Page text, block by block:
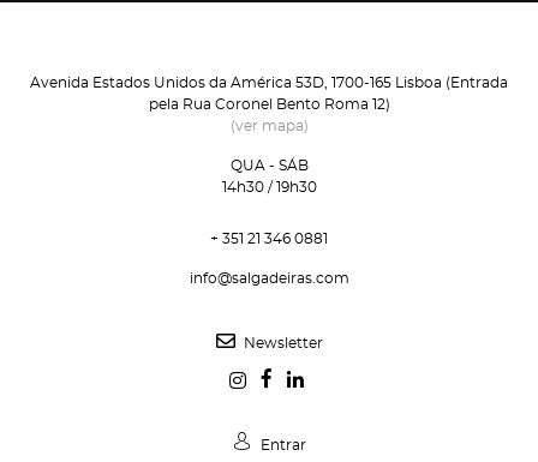
Avenida Estados Unidos da América 53D, 1700-165 Lisboa (Entrada
pela Rua Coronel Bento Roma 12)
(ver mapa)
QUA - SÁB
14h30 / 19h30
+ 351 21 346 0881
info@salgadeiras.com
Newsletter
Entrar